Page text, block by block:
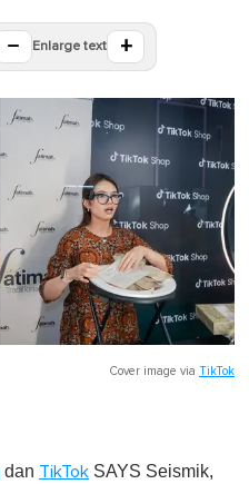
− Enlarge text +
Cover image via TikTok
dan TikTok SAYS Seismik,